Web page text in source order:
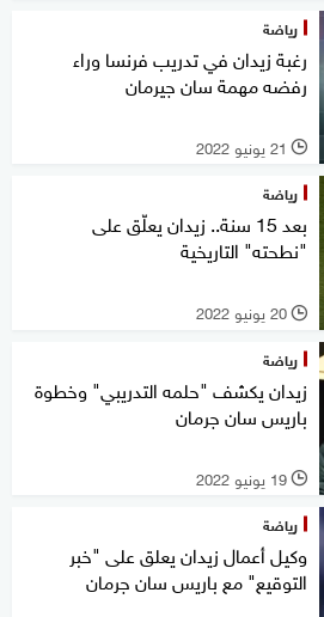
رياضة
رغبة زيدان في تدريب فرنسا وراء
رفضه مهمة سان جيرمان
l 21 يونيو 2022
رياضة
بعد 15 سنة.. زيدان يعلّق على
"نطحته" التاريخية
l 20 يونيو 2022
رياضة
زيدان يكشف "حلمه التدريبي" وخطوة
باريس سان جرمان
l 19 يونيو 2022
رياضة
وكيل أعمال زيدان يعلق على "خبر
التوقيع" مع باريس سان جرمان